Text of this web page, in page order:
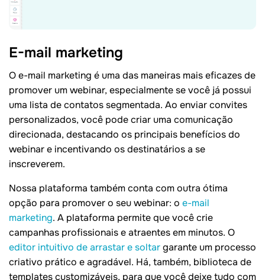
E-mail marketing
O e-mail marketing é uma das maneiras mais eficazes de
promover um webinar, especialmente se você já possui
uma lista de contatos segmentada. Ao enviar convites
personalizados, você pode criar uma comunicação
direcionada, destacando os principais benefícios do
webinar e incentivando os destinatários a se
inscreverem.
Nossa plataforma também conta com outra ótima
opção para promover o seu webinar: o e-mail
marketing. A plataforma permite que você crie
campanhas profissionais e atraentes em minutos. O
editor intuitivo de arrastar e soltargarante um processo
criativo prático e agradável. Há, também, biblioteca de
templates customizáveis, para que você deixe tudo com